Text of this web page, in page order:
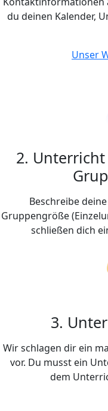
du deinen Kalender,
Unser
2.
Beschreibe
Gruppengröße
schließen dich
3.
Wir schlagen dir ein
vor. Du musst ein
dem